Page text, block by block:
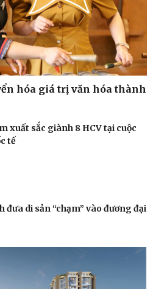
Công nghệ
Trải nghiệm
hóa giá trị văn hóa thành
xuất sắc giành 8 HCV tại cuộc
tế
di sản “chạm” vào đương đại